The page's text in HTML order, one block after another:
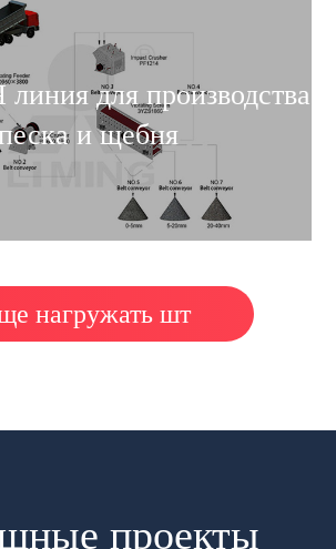
для производства
и щебня
нагружать шт
проекты